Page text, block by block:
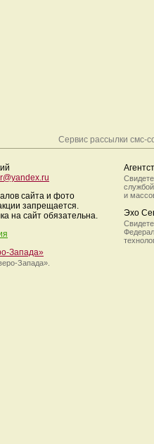
Сервис рассылки смс-
сайта и фото
запрещается.
на сайт обязательна.
Запада»
Запада».
и
Эхо